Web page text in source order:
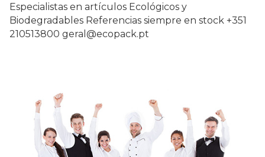
Especialistas en artículos Ecológicos y
Biodegradables Referencias siempre en stock +351
210513800 geral@ecopack.pt